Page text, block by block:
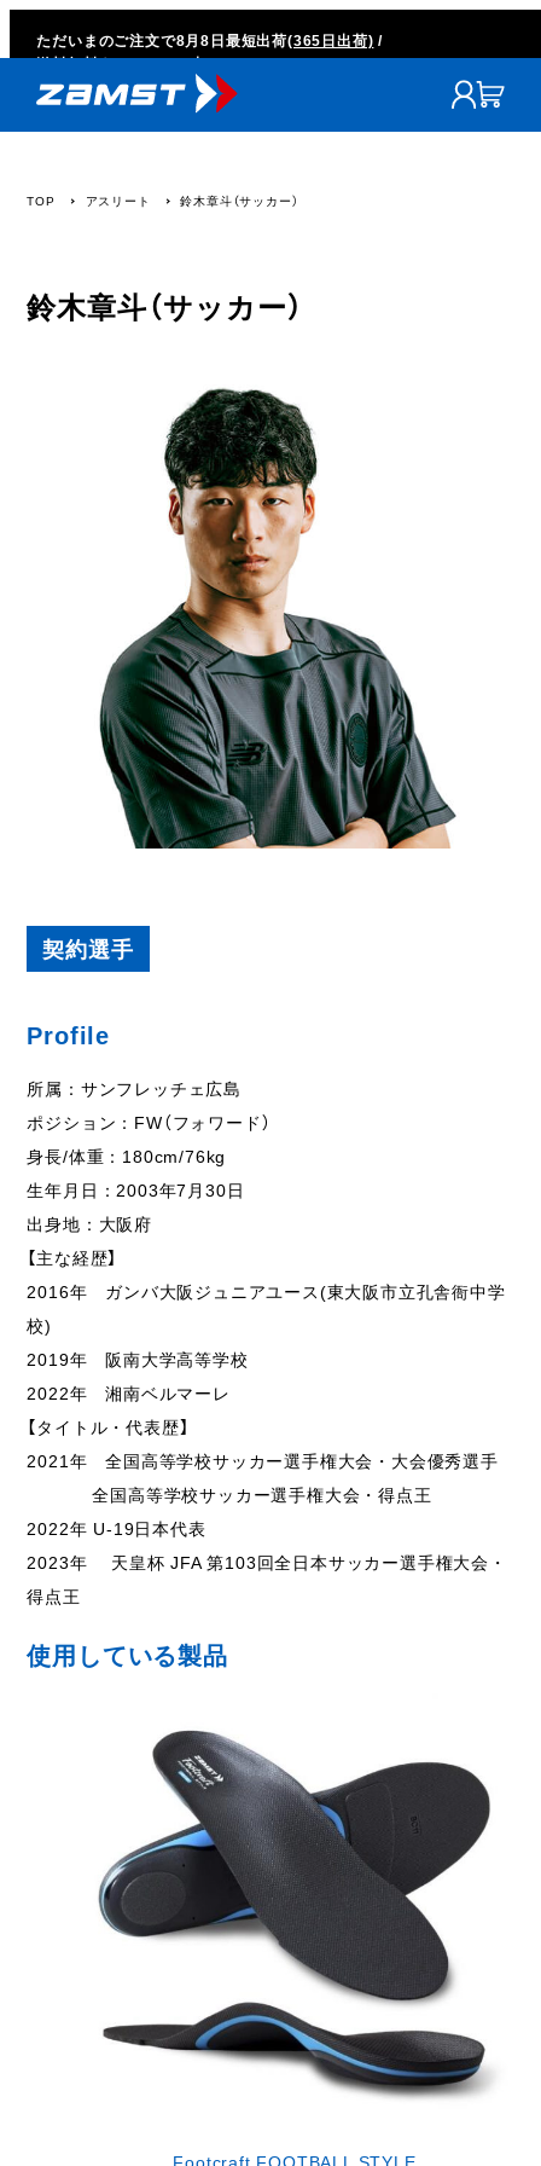
ただいまのご注文で8月8日 最短出荷(365日出荷) /
TOP アスリート 鈴木章斗（サッカー）
鈴木章斗（サッカー）
契約選手
Profile
所属：サンフレッチェ広島
ポジション：FW（フォワード）
身長/体重：180cm/76kg
生年月日：2003年7月30日
出身地：大阪府
【主な経歴】
2016年 ガンバ大阪ジュニアユース(東大阪市立孔舎衙中学
校)
2019年 阪南大学高等学校
2022年 湘南ベルマーレ
【タイトル・代表歴】
2021年 全国高等学校サッカー選手権大会・大会優秀選手
全国高等学校サッカー選手権大会・得点王
2022年 U-19日本代表
2023年 天皇杯 JFA 第103回全日本サッカー選手権大会・
得点王
使用している製品
Footcraft FOOTBALL STYLE